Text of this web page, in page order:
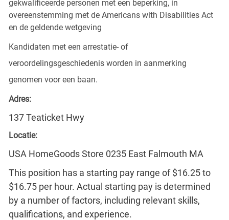
gekwalificeerde personen met een beperking, in
overeenstemming met de Americans with Disabilities Act
en de geldende wetgeving
Kandidaten met een arrestatie- of
veroordelingsgeschiedenis worden in aanmerking
genomen voor een baan.
Adres:
137 Teaticket Hwy
Locatie:
USA HomeGoods Store 0235 East Falmouth MA
This position has a starting pay range of $16.25 to
$16.75 per hour. Actual starting pay is determined
by a number of factors, including relevant skills,
qualifications, and experience.